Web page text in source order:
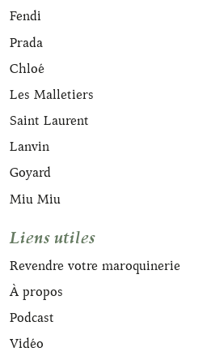
Fendi
Prada
Chloé
Les Malletiers
Saint Laurent
Lanvin
Goyard
Miu Miu
Liens utiles
Revendre votre maroquinerie
À propos
Podcast
Vidéo